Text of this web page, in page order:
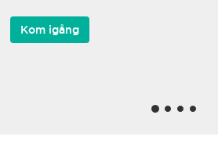
Kom igång